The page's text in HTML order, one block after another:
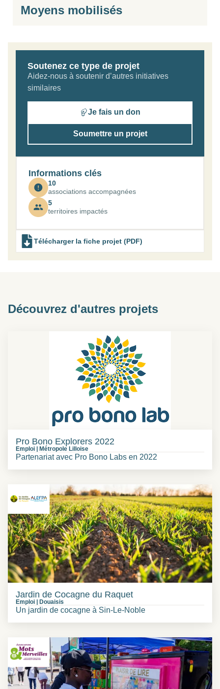
Moyens mobilisés
Soutenez ce type de projet
Aidez-nous à soutenir d’autres initiatives
similaires
Je fais un don
Soumettre un projet
Informations clés
10
associations accompagnées
5
territoires impactés
Télécharger la fiche projet (PDF)
Découvrez d'autres projets
Pro Bono Explorers 2022
Emploi | Métropole Lilloise
Partenariat avec Pro Bono Labs en 2022
Jardin de Cocagne du Raquet
Emploi | Douaisis
Un jardin de cocagne à Sin-Le-Noble